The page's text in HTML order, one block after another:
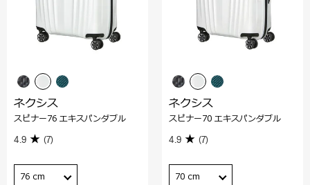
ネクシス
スピナー76 エキスパンダブル
4.9 (7)
76 cm
ネクシス
スピナー70 エキスパンダブル
4.9 (7)
70 cm